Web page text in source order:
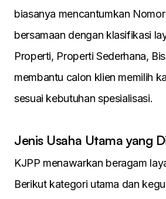
biasanya mencantumkan
bersamaan dengan klasifikasi
Properti, Properti Sederhana,
membantu calon klien memilih
sesuai kebutuhan spesialisasi.
Jenis Usaha Utama yang
KJPP menawarkan beragam
Berikut kategori utama dan